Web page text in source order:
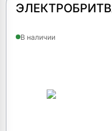
В наличии